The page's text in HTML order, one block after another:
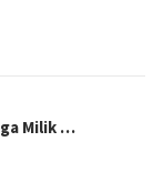
Milik …